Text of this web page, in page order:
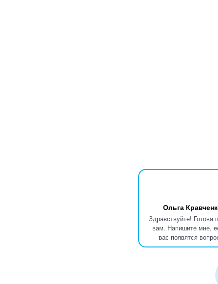
Ольга
Здравствуйте! Готова
вам. Напишите мне,
вас появятся